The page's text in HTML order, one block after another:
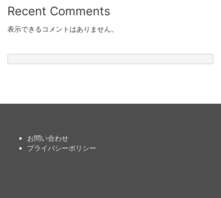
Recent Comments
表示できるコメントはありません。
お問い合わせ
プライバシーポリシー